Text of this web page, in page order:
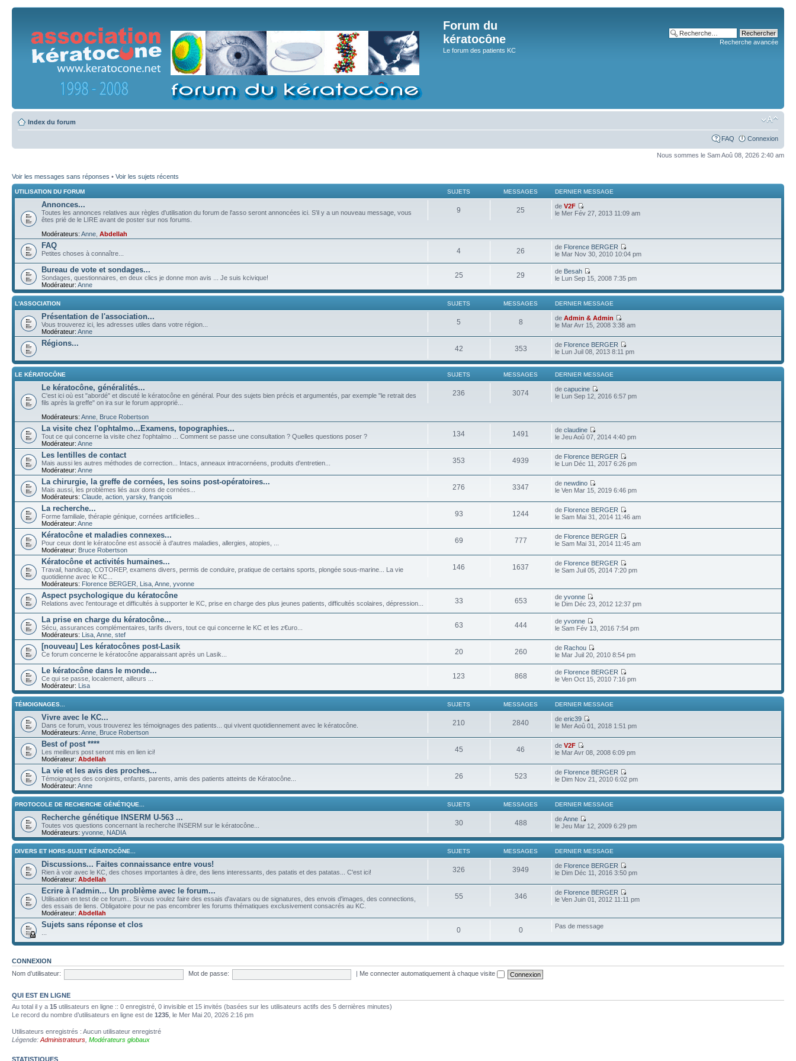
Forum du
kératocône
Le forum des patients KC
Recherche avancée
Index du forum
FAQ Connexion
Nous sommes le Sam Aoû 08, 2026 2:40 am
Voir les messages sans réponses • Voir les sujets récents
UTILISATION DU FORUM SUJETS MESSAGES DERNIER MESSAGE
Annonces...
Toutes les annonces relatives aux règles d'utilisation du forum de l'asso seront annoncées ici. S'il y a un nouveau message, vous
êtes prié de le LIRE avant de poster sur nos forums.
Modérateurs: Anne Abdellah
9 25 deV2F
le Mer Fév 27, 2013 11:09 am
FAQ
Petites choses à connaître... 4 26 de Florence BERGER
le Mar Nov 30, 2010 10:04 pm
Bureau de vote et sondages...
Sondages, questionnaires, en deux clics je donne mon avis ... Je suis kcivique!
Modérateur: Anne
25 29 de Besah
le Lun Sep 15, 2008 7:35 pm
L'ASSOCIATION SUJETS MESSAGES DERNIER MESSAGE
Présentation de l'association...
Vous trouverez ici, les adresses utiles dans votre région...
Modérateur: Anne
5 8 deAdmin & Admin
le Mar Avr 15, 2008 3:38 am
Régions...
42 353 de Florence BERGER
le Lun Juil 08, 2013 8:11 pm
LE KÉRATOCÔNE SUJETS MESSAGES DERNIER MESSAGE
Le kératocône, généralités...
C'est ici où est "abordé" et discuté le kératocône en général. Pour des sujets bien précis et argumentés, par exemple "le retrait des
fils après la greffe" on ira sur le forum approprié...
Modérateurs: Anne Bruce Robertson
236 3074 decapucine
le Lun Sep 12, 2016 6:57 pm
La visite chez l'ophtalmo...Examens, topographies...
Tout ce qui concerne la visite chez l'ophtalmo ... Comment se passe une consultation ? Quelles questions poser ?
Modérateur: Anne
134 1491 declaudine
le Jeu Aoû 07, 2014 4:40 pm
Les lentilles de contact
Mais aussi les autres méthodes de correction... Intacs, anneaux intracornéens, produits d'entretien...
Modérateur: Anne
353 4939 de Florence BERGER
le Lun Déc 11, 2017 6:26 pm
La chirurgie, la greffe de cornées, les soins post-opératoires...
Mais aussi, les problèmes liés aux dons de cornées...
Modérateurs: Claude action yarsky, françois
276 3347 denewdino
le Ven Mar 15, 2019 6:46 pm
La recherche...
Forme familiale, thérapie génique, cornées artificielles...
Modérateur: Anne
93 1244 de Florence BERGER
le Sam Mai 31, 2014 11:46 am
Kératocône et maladies connexes...
Pour ceux dont le kératocône est associé à d'autres maladies, allergies, atopies, ...
Modérateur: Bruce Robertson
69 777 de Florence BERGER
le Sam Mai 31, 2014 11:45 am
Kératocône et activités humaines...
Travail, handicap, COTOREP, examens divers, permis de conduire, pratique de certains sports, plongée sous-marine... La vie
quotidienne avec le KC...
Modérateurs: Florence BERGER Lisa Anne yvonne
146 1637 de Florence BERGER
le Sam Juil 05, 2014 7:20 pm
Aspect psychologique du kératocône
Relations avec l'entourage et difficultés à supporter le KC, prise en charge des plus jeunes patients, difficultés scolaires, dépression... 33 653 deyvonne
le Dim Déc 23, 2012 12:37 pm
La prise en charge du kératocône...
Sécu, assurances complémentaires, tarifs divers, tout ce qui concerne le KC et les z€uro...
Modérateurs: Lisa Anne stef
63 444 deyvonne
le Sam Fév 13, 2016 7:54 pm
[nouveau] Les kératocônes post-Lasik
Ce forum concerne le kératocône apparaissant après un Lasik... 20 260 de Rachou
le Mar Juil 20, 2010 8:54 pm
Le kératocône dans le monde...
Ce qui se passe, localement, ailleurs ...
Modérateur: Lisa
123 868 de Florence BERGER
le Ven Oct 15, 2010 7:16 pm
TÉMOIGNAGES... SUJETS MESSAGES DERNIER MESSAGE
Vivre avec le KC...
Dans ce forum, vous trouverez les témoignages des patients... qui vivent quotidiennement avec le kératocône.
Modérateurs: Anne Bruce Robertson
210 2840 deeric39
le Mer Aoû 01, 2018 1:51 pm
Best of post ****
Les meilleurs post seront mis en lien ici!
Modérateur: Abdellah
45 46 deV2F
le Mar Avr 08, 2008 6:09 pm
La vie et les avis des proches...
Témoignages des conjoints, enfants, parents, amis des patients atteints de Kératocône...
Modérateur: Anne
26 523 de Florence BERGER
le Dim Nov 21, 2010 6:02 pm
PROTOCOLE DE RECHERCHE GÉNÉTIQUE... SUJETS MESSAGES DERNIER MESSAGE
Recherche génétique INSERM U-563 ...
Toutes vos questions concernant la recherche INSERM sur le kératocône...
Modérateurs: yvonne NADIA
30 488 deAnne
le Jeu Mar 12, 2009 6:29 pm
DIVERS ET HORS-SUJET KÉRATOCÔNE... SUJETS MESSAGES DERNIER MESSAGE
Discussions... Faites connaissance entre vous!
Rien à voir avec le KC, des choses importantes à dire, des liens interessants, des patatis et des patatas... C'est ici!
Modérateur: Abdellah
326 3949 de Florence BERGER
le Dim Déc 11, 2016 3:50 pm
Ecrire à l'admin... Un problème avec le forum...
Utilisation en test de ce forum... Si vous voulez faire des essais d'avatars ou de signatures, des envois d'images, des connections,
des essais de liens. Obligatoire pour ne pas encombrer les forums thématiques exclusivement consacrés au KC.
Modérateur: Abdellah
55 346 de Florence BERGER
le Ven Juin 01, 2012 11:11 pm
Sujets sans réponse et clos
0 0 Pas de message
CONNEXION
Nom d’utilisateur:
Mot de passe: Me connecter automatiquement à chaque visite
QUI EST EN LIGNE
Au total il y a 15 utilisateurs en ligne :: 0 enregistré, 0 invisible et 15 invités (basées sur les utilisateurs actifs des 5 dernières minutes)
Le record du nombre d’utilisateurs en ligne est de 1235 , le Mer Mai 20, 2026 2:16 pm
Utilisateurs enregistrés : Aucun utilisateur enregistré
Légende: Administrateurs Modérateurs globaux
STATISTIQUES